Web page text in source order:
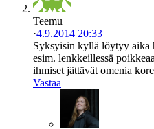
Teemu
·4.9.2014 20:33
Syksyisin kyllä löytyy aika
esim. lenkkeillessä
ihmiset jättävät omenia
Vastaa